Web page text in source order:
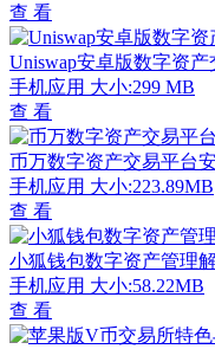
查 看
Uniswap安卓版数字资
手机应用 大小:299 MB
查 看
币万数字资产交易平台
手机应用 大小:223.89MB
查 看
小狐钱包数字资产管理
手机应用 大小:58.22MB
查 看